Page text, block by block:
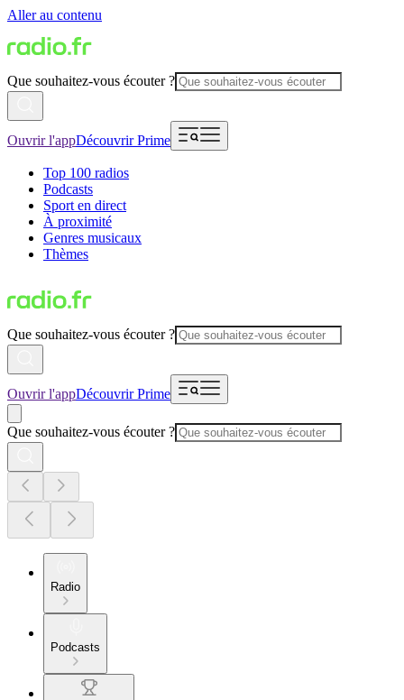
Aller au contenu
Que souhaitez-vous écouter ?
Ouvrir l'appDécouvrir Prime
Top 100 radios
Podcasts
Sport en direct
À proximité
Genres musicaux
Thèmes
Que souhaitez-vous écouter ?
Ouvrir l'appDécouvrir Prime
Que souhaitez-vous écouter ?
Radio
Podcasts